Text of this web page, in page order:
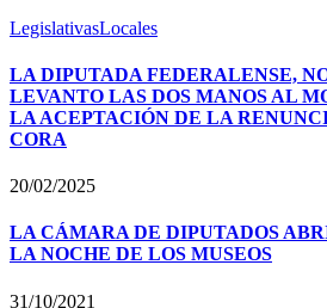
LegislativasLocales
LA DIPUTADA FEDERALENSE,
LEVANTO LAS DOS MANOS AL
LA ACEPTACIÓN DE LA
CORA
20/02/2025
LA CÁMARA DE DIPUTADOS
LA NOCHE DE LOS MUSEOS
31/10/2021